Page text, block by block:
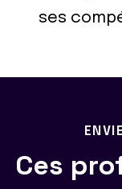
ses
Ces